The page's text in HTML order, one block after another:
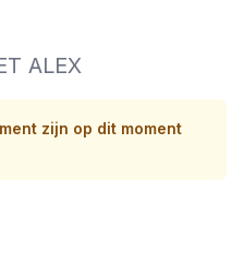
ALEX
zijn op dit moment